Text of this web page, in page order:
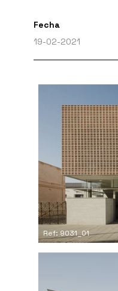
Fecha
19-02-2021
Ref: 9031_01